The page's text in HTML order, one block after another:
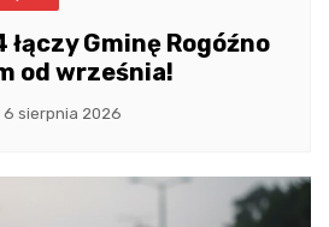
łączy Gminę Rogóźno
od września!
6 sierpnia 2026